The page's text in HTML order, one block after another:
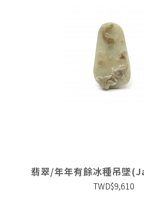
TWD$9,610